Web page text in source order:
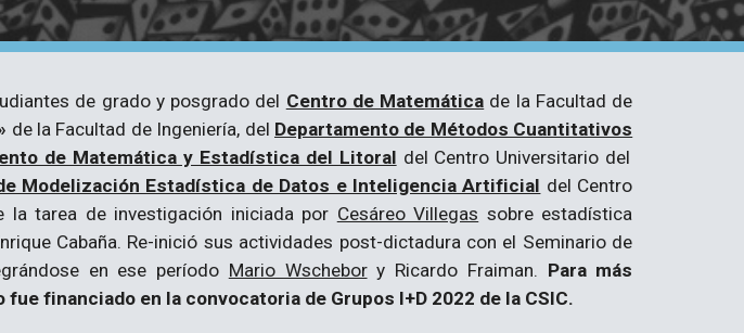
de grado y posgrado del Centro de Matemática de la Facultad de
de la Facultad de Ingeniería, del Departamento de Métodos Cuantitativos
de Matemática y Estadística del Litoral del Centro Universitario del
Modelización Estadística de Datos e Inteligencia Artificial del Centro
la tarea de investigación iniciada por Cesáreo Villegas sobreestadística
Cabaña. Re-inició sus actividades post-dictadura con el Seminario de
en ese período Mario Wschebory Ricardo Fraiman. Para más
fue financiado en la convocatoria de Grupos I+D 2022 de la CSIC.